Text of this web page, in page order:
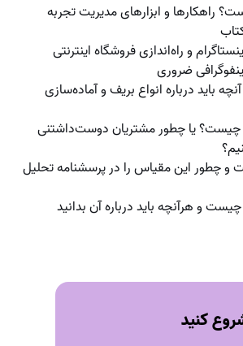
راهکارها و ابزارهای مدیریت تجربه
و راه‌اندازی فروشگاه اینترنتی
باید درباره انواع بریف و آماده‌سازی
شاخص NPS 3.0 چیست؟ یا چطور مشتریان دوست‌داشتنی
چطور این مقیاس را در پرسشنامه تحلیل
کنید